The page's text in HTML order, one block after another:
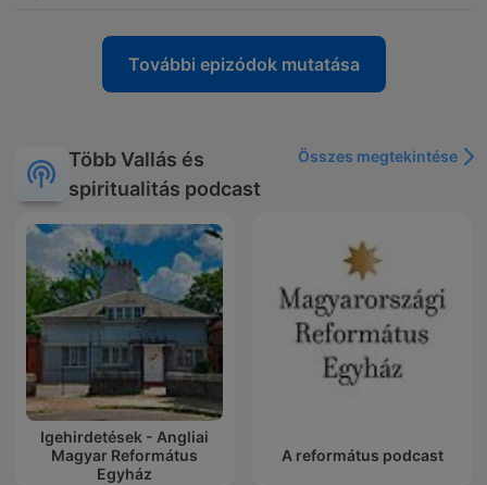
További epizódok mutatása
Több Vallás és
spiritualitás podcast
Összes megtekintése
Igehirdetések - Angliai
Magyar Református
Egyház
A református podcast